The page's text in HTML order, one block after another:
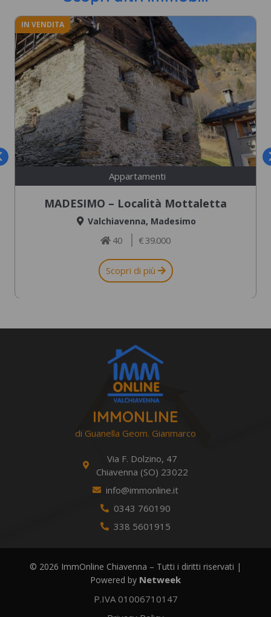
IN VENDITA
Appartamenti
MADESIMO – Località Mottaletta
Valchiavenna, Madesimo
40 € 39.000
Scopri di più
IMMONLINE
di Guanella Geom. Gianmarco
Via F. Dolzino, 47
Chiavenna (SO) 23022
info@immonline.it
0343 760190
338 5601915
© 2026 ImmOnline Chiavenna – Tutti i diritti riservati |
Powered by Netweek
P.IVA 01006710147